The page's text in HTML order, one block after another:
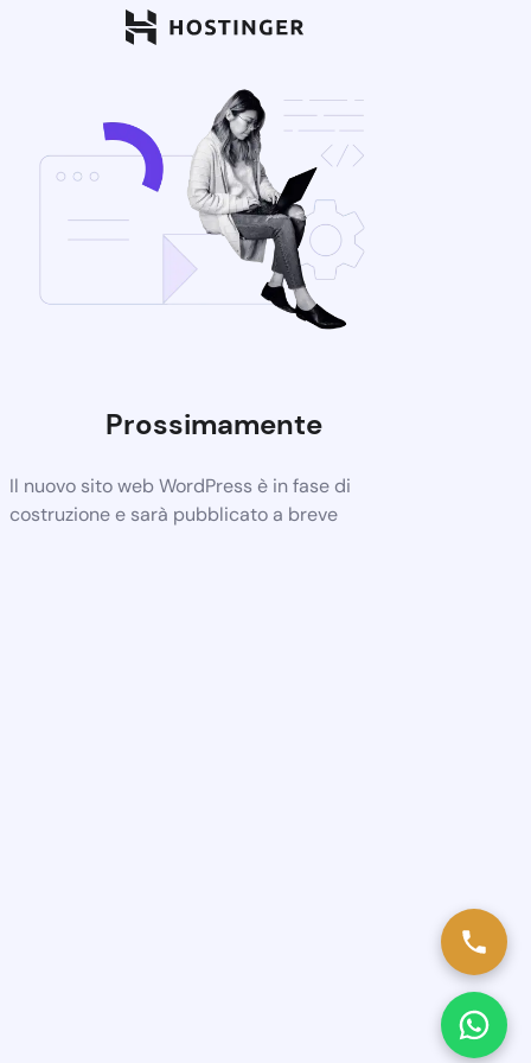
Prossimamente
Il nuovo sito web WordPress è in fase di
costruzione e sarà pubblicato a breve